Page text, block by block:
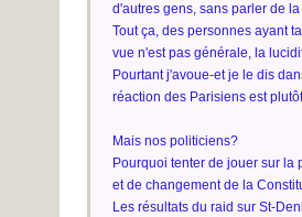
d'autres gens, sans parler de
Tout ça, des personnes ayant
vue n'est pas générale, la
Pourtant j'avoue-et je le dis
réaction des Parisiens est
Mais nos politiciens?
Pourquoi tenter de jouer sur la
et de changement de la
Les résultats du raid sur St-